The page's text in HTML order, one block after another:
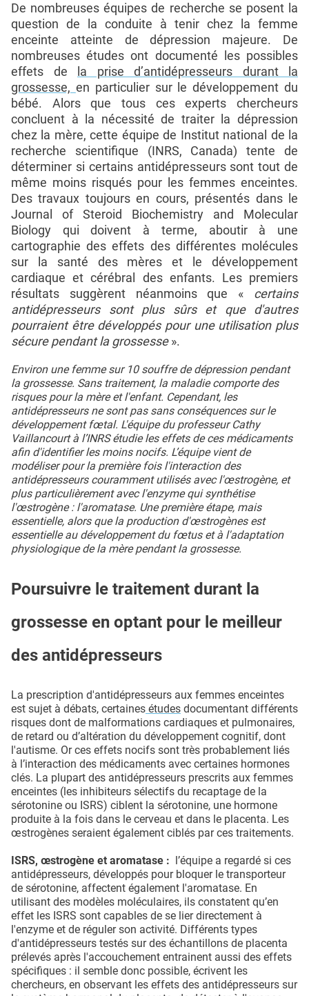
De nombreuses équipes de recherche se posent la
question de la conduite à tenir chez la femme
enceinte atteinte de dépression majeure. De
nombreuses études ont documenté les possibles
effets de
la prise d’antidépresseurs durant la
grossesse, en particulier sur le développement du
bébé. Alors que tous ces experts chercheurs
concluent à la nécessité de traiter la dépression
chez la mère, cette équipe de Institut national de la
recherche scientifique (INRS, Canada) tente de
déterminer si certains antidépresseurs sont tout de
même moins risqués pour les femmes enceintes.
Des travaux toujours en cours, présentés dans le
Journal of Steroid Biochemistry and Molecular
Biology qui doivent à terme, aboutir à une
cartographie des effets des différentes molécules
sur la santé des mères et le développement
cardiaque et cérébral des enfants. Les premiers
résultats suggèrent néanmoins que « certains
antidépresseurs sont plus sûrs et que d'autres
pourraient être développés pour une utilisation plus
sécure pendant la grossesse».
Environ une femme sur 10 souffre de dépression pendant
la grossesse. Sans traitement, la maladie comporte des
risques pour la mère et l'enfant. Cependant, les
antidépresseurs ne sont pas sans conséquences sur le
développement fœtal. L'équipe du professeur Cathy
Vaillancourt à l’INRS étudie les effets de ces médicaments
afin d'identifier les moins nocifs. L’équipe vient de
modéliser pour la première fois l'interaction des
antidépresseurs couramment utilisés avec l'œstrogène, et
plus particulièrement avec l'enzyme qui synthétise
l'œstrogène : l'aromatase. Une première étape, mais
essentielle, alors que la production d'œstrogènes est
essentielle au développement du fœtus et à l'adaptation
physiologique de la mère pendant la grossesse.
Poursuivre le traitement durant la
grossesse en optant pour le meilleur
des antidépresseurs
La prescription d'antidépresseurs aux femmes enceintes
est sujet à débats, certaines études documentant différents
risques dont de malformations cardiaques et pulmonaires,
de retard ou d’altération du développement cognitif, dont
l'autisme. Or ces effets nocifs sont très probablement liés
à l’interaction des médicaments avec certaines hormones
clés. La plupart des antidépresseurs prescrits aux femmes
enceintes (les inhibiteurs sélectifs du recaptage de la
sérotonine ou ISRS) ciblent la sérotonine, une hormone
produite à la fois dans le cerveau et dans le placenta. Les
œstrogènes seraient également ciblés par ces traitements.
ISRS, œstrogène et aromatase : l’équipe a regardé si ces
antidépresseurs, développés pour bloquer le transporteur
de sérotonine, affectent également l'aromatase. En
utilisant des modèles moléculaires, ils constatent qu’en
effet les ISRS sont capables de se lier directement à
l'enzyme et de réguler son activité. Différents types
d'antidépresseurs testés sur des échantillons de placenta
prélevés après l'accouchement entrainent aussi des effets
spécifiques : il semble donc possible, écrivent les
chercheurs, en observant les effets des antidépresseurs sur